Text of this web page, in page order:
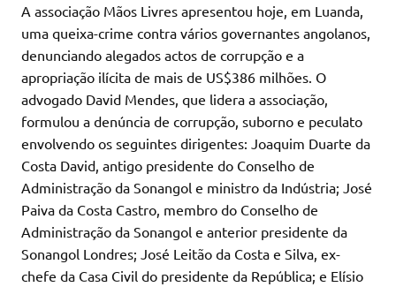
A associação Mãos Livres apresentou hoje, em Luanda,
uma queixa-crime contra vários governantes angolanos,
denunciando alegados actos de corrupção e a
apropriação ilícita de mais de US$386 milhões. O
advogado David Mendes, que lidera a associação,
formulou a denúncia de corrupção, suborno e peculato
envolvendo os seguintes dirigentes: Joaquim Duarte da
Costa David, antigo presidente do Conselho de
Administração da Sonangol e ministro da Indústria; José
Paiva da Costa Castro, membro do Conselho de
Administração da Sonangol e anterior presidente da
Sonangol Londres; José Leitão da Costa e Silva, ex-
chefe da Casa Civil do presidente da República; e Elísio